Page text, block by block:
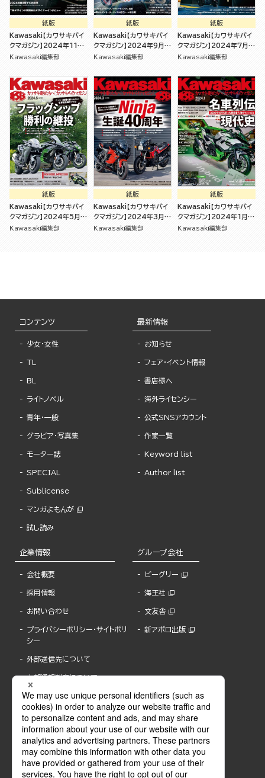
紙版
Kawasaki【カワサキバイ
クマガジン】2024年11月
号 [雑誌]
Kawasaki編集部
紙版
Kawasaki【カワサキバイ
クマガジン】2024年9月号
[雑誌]
Kawasaki編集部
紙版
Kawasaki【カワサキバイ
クマガジン】2024年7月号
[雑誌]
Kawasaki編集部
紙版
Kawasaki【カワサキバイ
クマガジン】2024年5月号
[雑誌]
Kawasaki編集部
紙版
Kawasaki【カワサキバイ
クマガジン】2024年3月号
[雑誌]
Kawasaki編集部
紙版
Kawasaki【カワサキバイ
クマガジン】2024年1月号
[雑誌]
Kawasaki編集部
コンテンツ
少女・女性
TL
BL
ライトノベル
青年・一般
グラビア・写真集
モーター誌
SPECIAL
Sublicense
マンガよもんが
試し読み
最新情報
お知らせ
フェア・イベント情報
書店様へ
海外ライセンシー
公式SNSアカウント
作家一覧
Keyword list
Author list
企業情報
会社概要
採用情報
お問い合わせ
プライバシーポリシー・サイトポリ
シー
外部送信先について
内部通報制度について
グループ会社
ビーグリー
海王社
文友舎
新アポロ出版